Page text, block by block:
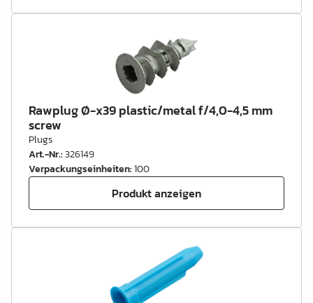
Rawplug Ø-x39 plastic/metal f/4,0-4,5 mm
screw
Plugs
Art.-Nr.:326149
Verpackungseinheiten:100
Produkt anzeigen